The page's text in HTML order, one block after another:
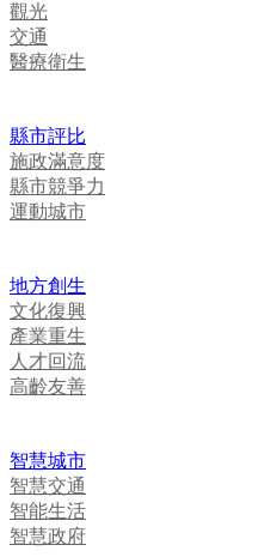
觀光
交通
醫療衛生
縣市評比
施政滿意度
縣市競爭力
運動城市
地方創生
文化復興
產業重生
人才回流
高齡友善
智慧城市
智慧交通
智能生活
智慧政府